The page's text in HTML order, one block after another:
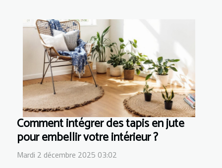
Comment intégrer des tapis en jute
pour embellir votre intérieur ?
Mardi 2 décembre 2025 03:02